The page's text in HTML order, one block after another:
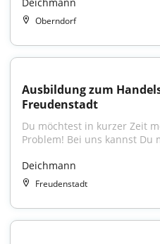
Oberndorf
Ausbildung zum
Freudenstadt
Du möchtest in kurzer Zeit
Problem! Bei uns kannst Du
Deichmann
Freudenstadt